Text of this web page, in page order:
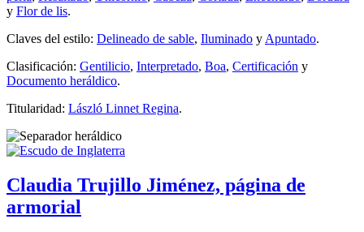
y Flor de lis.
Claves del estilo: Delineado de sable, Iluminado y Apuntado.
Clasificación: Gentilicio, Interpretado, Boa, Certificación y
Documento heráldico.
Titularidad: László Linnet Regina.
Claudia Trujillo Jiménez, página de
armorial